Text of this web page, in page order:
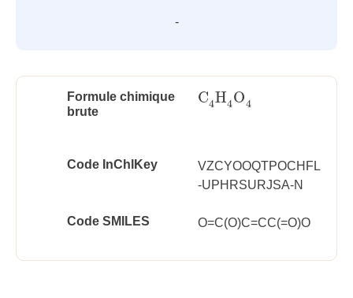
-
Formule chimique
brute
C4H4O4
C4H4O4
Code InChlKey
VZCYOOQTPOCHFL
-UPHRSURJSA-N
Code SMILES O=C(O)C=CC(=O)O